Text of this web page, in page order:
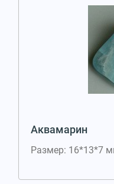
Аквамарин
Размер: 16*13*7